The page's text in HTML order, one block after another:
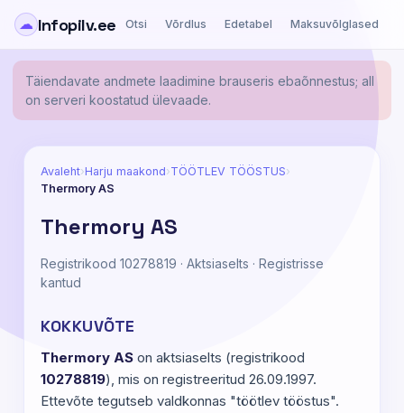
☁ Infopilv.ee Otsi Võrdlus Edetabel Maksuvõlglased
Täiendavate andmete laadimine brauseris ebaõnnestus; all
on serveri koostatud ülevaade.
Avaleht›Harju maakond›TÖÖTLEV TÖÖSTUS›
Thermory AS
Thermory AS
Registrikood 10278819 · Aktsiaselts · Registrisse
kantud
KOKKUVÕTE
Thermory AS on aktsiaselts (registrikood
10278819), mis on registreeritud 26.09.1997.
Ettevõte tegutseb valdkonnas "töötlev tööstus".